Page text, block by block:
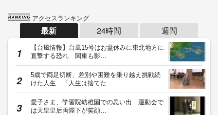
アクセスランキング
最新 24時間 週間
【台風情報】台風15号はお盆休みに東北地方に
直撃する恐れ 関東も影…
5歳で両足切断、差別や困難を乗り越え挑戦続
けた人生 「人生は捨てた…
愛子さま、学習院幼稚園での思い出 運動会で
は天皇皇后両陛下が笑顔…